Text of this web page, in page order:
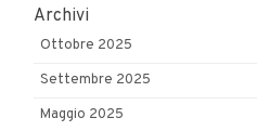
Archivi
Ottobre 2025
Settembre 2025
Maggio 2025